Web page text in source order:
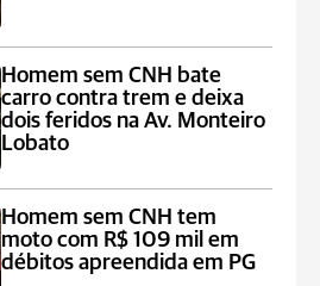
Homem sem CNH bate
carro contra trem e deixa
dois feridos na Av. Monteiro
Lobato
Homem sem CNH tem
moto com R$ 109 mil em
débitos apreendida em PG